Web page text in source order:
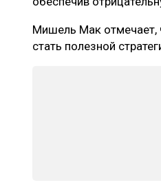
Мишель Мак отмечает,
стать полезной